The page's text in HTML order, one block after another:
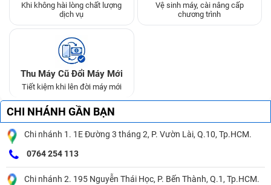
Khi không hài lòng chất lượng
dịch vụ
Vệ sinh máy, cài nâng cấp
chương trình
Thu Máy Cũ Đổi Máy Mới
Tiết kiệm khi lên đời máy mới
CHI NHÁNH GẦN BẠN
Chi nhánh 1. 1E Đường 3 tháng 2, P. Vườn Lài, Q.10, Tp.HCM.
0764 254 113
Chi nhánh 2. 195 Nguyễn Thái Học, P. Bến Thành, Q.1, Tp.HCM.